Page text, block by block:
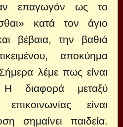
επαγωγόν ως το
κατά τον άγιο
βέβαια, την βαθιά
αποκύημα
λέμε πως είναι
Η διαφορά μεταξύ
είναι
σημαίνει παιδεία.